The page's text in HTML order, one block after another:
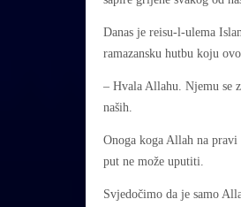
Danas je reisu-l-ulema
ramazansku hutbu koju
– Hvala Allahu. Njemu se
naših.
Onoga koga Allah na
put ne može uputiti.
Svjedočimo da je samo